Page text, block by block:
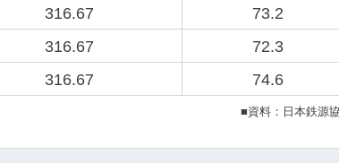
316.67 73.2
316.67 72.3
316.67 74.6
■資料：日本鉄源